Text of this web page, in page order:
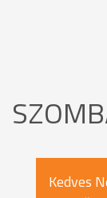
Kedves